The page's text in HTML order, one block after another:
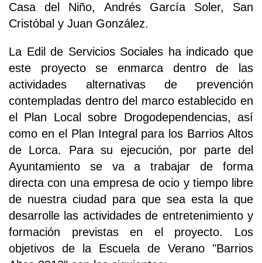
Casa del Niño, Andrés García Soler, San
Cristóbal y Juan González.
La Edil de Servicios Sociales ha indicado que
este proyecto se enmarca dentro de las
actividades alternativas de prevención
contempladas dentro del marco establecido en
el Plan Local sobre Drogodependencias, así
como en el Plan Integral para los Barrios Altos
de Lorca. Para su ejecución, por parte del
Ayuntamiento se va a trabajar de forma
directa con una empresa de ocio y tiempo libre
de nuestra ciudad para que sea esta la que
desarrolle las actividades de entretenimiento y
formación previstas en el proyecto. Los
objetivos de la Escuela de Verano "Barrios